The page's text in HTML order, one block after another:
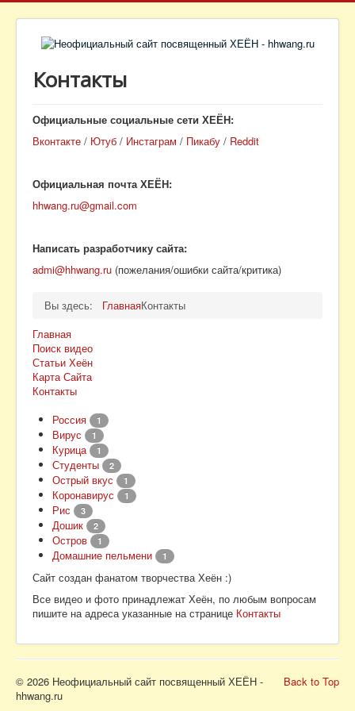
Контакты
Официальные социальные сети ХЕЁН:
Вконтакте / Ютуб / Инстаграм / Пикабу / Reddit
Официальная почта ХЕЁН:
hhwang.ru@gmail.com
Написать разработчику сайта:
admi@hhwang.ru (пожелания/ошибки сайта/критика)
Вы здесь: ГлавнаяКонтакты
Главная
Поиск видео
Статьи Хеён
Карта Сайта
Контакты
Россия
1
Вирус 1
Курица 1
Студенты 2
Острый вкус 1
Коронавирус 1
Рис 3
Дошик 2
Остров 1
Домашние пельмени 1
Сайт создан фанатом творчества Хеён :)
Все видео и фото принадлежат Хеён, по любым вопросам
пишите на адреса указанные на странице Контакты
Back to Top
© 2026 Неофициальный сайт посвященный ХЕЁН -
hhwang.ru